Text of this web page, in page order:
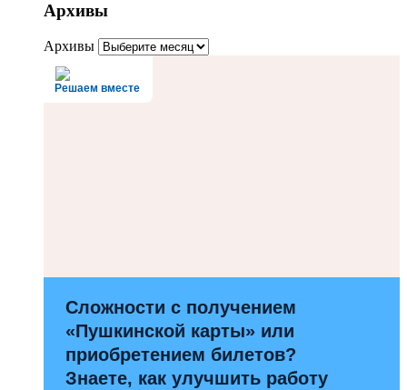
Архивы
Архивы
Решаем вместе
Сложности с получением
«Пушкинской карты» или
приобретением билетов?
Знаете, как улучшить работу